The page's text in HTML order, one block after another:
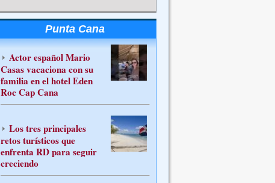
Punta Cana
Actor español Mario
Casas vacaciona con su
familia en el hotel Eden
Roc Cap Cana
Los tres principales
retos turísticos que
enfrenta RD para seguir
creciendo